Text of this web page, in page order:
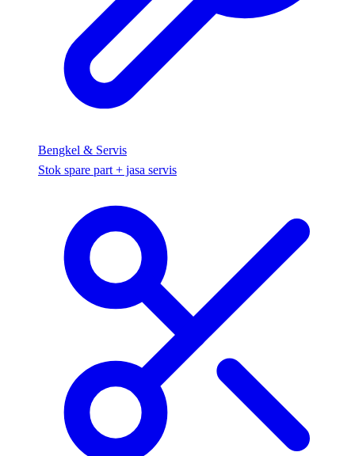
Bengkel & Servis
Stok spare part + jasa servis